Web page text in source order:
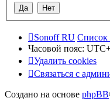
Sonoff RU Список
Часовой пояс:
Удалить cookies
Связаться с
Создано на основе phpBB